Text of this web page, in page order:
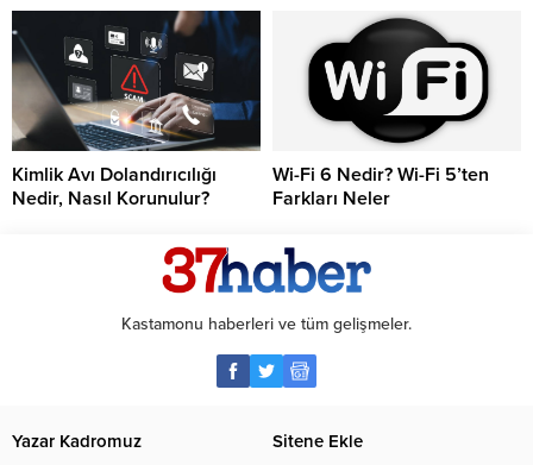
Kimlik Avı Dolandırıcılığı
Nedir, Nasıl Korunulur?
Wi-Fi 6 Nedir? Wi-Fi 5’ten
Farkları Neler
Kastamonu haberleri ve tüm gelişmeler.
Yazar Kadromuz Sitene Ekle